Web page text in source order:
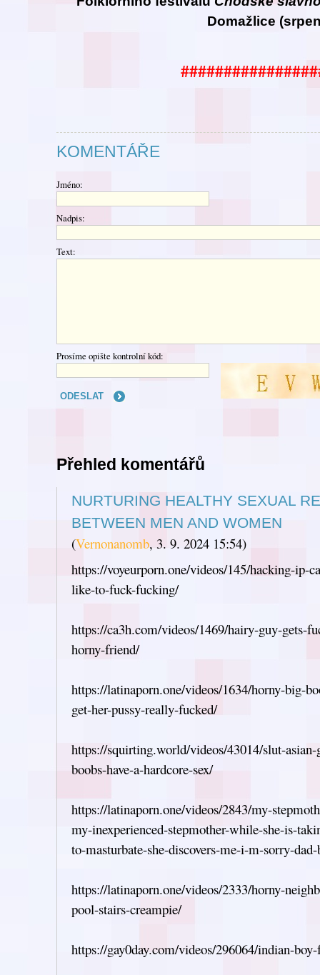
Domažlice
KOMENTÁŘE
Jméno:
Nadpis:
Text:
Prosíme opište kontrolní kód:
Přehled komentářů
NURTURING HEALTHY SEXUAL
BETWEEN MEN AND WOMEN
(Vernonanomb, 3. 9. 2024 15:54)
https://voyeurporn.one/videos/145/hacking-ip-
like-to-fuck-fucking/
https://ca3h.com/videos/1469/hairy-guy-gets-
horny-friend/
https://latinaporn.one/videos/1634/horny-big-
get-her-pussy-really-fucked/
https://squirting.world/videos/43014/slut-
boobs-have-a-hardcore-sex/
https://latinaporn.one/videos/2843/my-
my-inexperienced-stepmother-while-she-is-
to-masturbate-she-discovers-me-i-m-sorry-
https://latinaporn.one/videos/2333/horny-
pool-stairs-creampie/
https://gay0day.com/videos/296064/indian-